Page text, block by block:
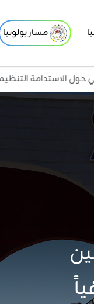
مسار بولونيا
التنظيمية